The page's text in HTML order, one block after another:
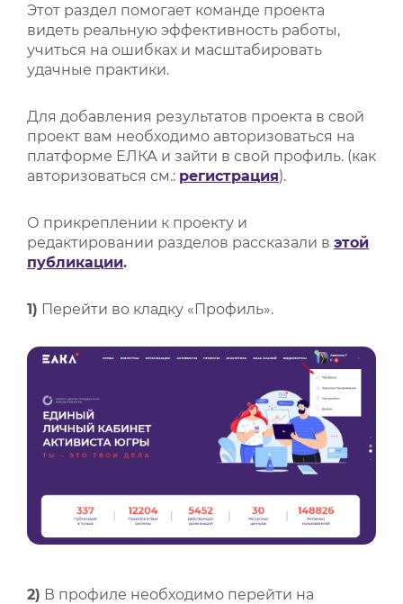
Этот раздел помогает команде проекта
видеть реальную эффективность работы,
учиться на ошибках и масштабировать
удачные практики.
Для добавления результатов проекта в свой
проект вам необходимо авторизоваться на
платформе ЕЛКА и зайти в свой профиль. (как
авторизоваться см.: регистрация).
О прикреплении к проекту и
редактировании разделов рассказали в этой
публикации.
1) Перейти во кладку «Профиль».
2) В профиле необходимо перейти на